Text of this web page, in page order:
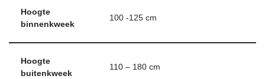
Hoogte
binnenkweek
100 -125 cm
Hoogte
buitenkweek
110 – 180 cm